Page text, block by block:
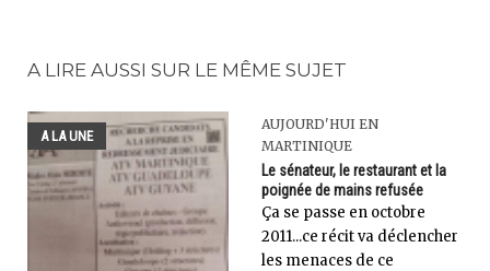
A LIRE AUSSI SUR LE MÊME SUJET
A LA UNE
AUJOURD'HUI EN
MARTINIQUE
Le sénateur, le restaurant et la
poignée de mains refusée
Ça se passe en octobre
2011...ce récit va déclencher
les menaces de ce